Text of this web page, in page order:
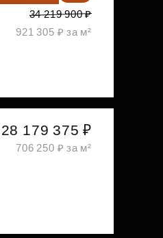
34 219 900 ₽
921 305 ₽ за м²
28 179 375 ₽
706 250 ₽ за м²